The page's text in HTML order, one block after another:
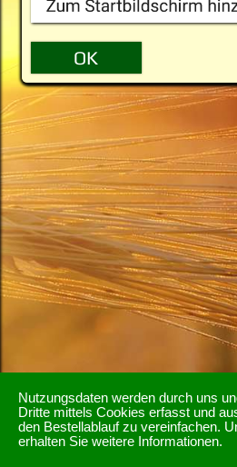
Nutzungsdaten werden durch uns
Dritte mittels Cookies erfasst und
den Bestellablauf zu vereinfachen.
erhalten Sie weitere Informationen.